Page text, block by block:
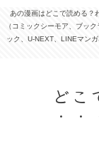
あの漫画はどこで読める？
（コミックシーモア、ブッ
ック、U-NEXT、LINEマン
どこ